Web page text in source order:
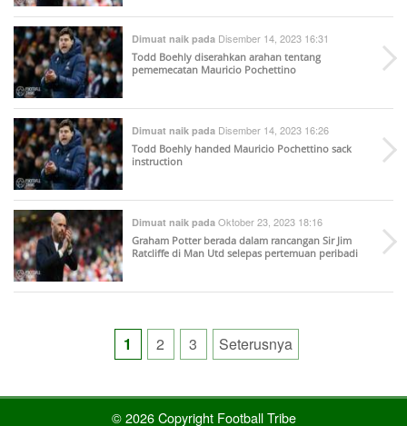
Dimuat naik pada Disember 14, 2023 16:31
Todd Boehly diserahkan arahan tentang
pememecatan Mauricio Pochettino
Dimuat naik pada Disember 14, 2023 16:26
Todd Boehly handed Mauricio Pochettino sack
instruction
Dimuat naik pada Oktober 23, 2023 18:16
Graham Potter berada dalam rancangan Sir Jim
Ratcliffe di Man Utd selepas pertemuan peribadi
Posts
pagination
1 2 3 Seterusnya
© 2026 Copyright Football Tribe